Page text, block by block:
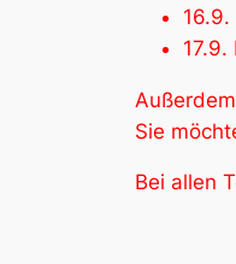
Sie
Bei allen